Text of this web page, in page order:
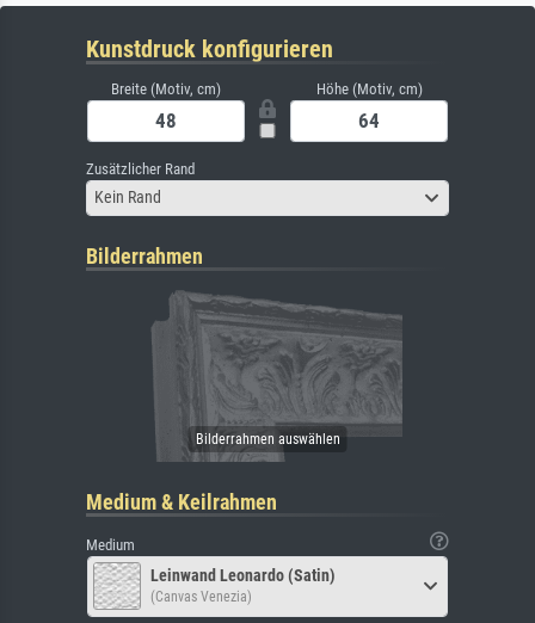
Kunstdruck konfigurieren
Breite (Motiv, cm) Höhe (Motiv, cm)
Zusätzlicher Rand
Kein Rand
Bilderrahmen
Medium & Keilrahmen
Medium
Leinwand Leonardo (Satin)
(Canvas Venezia)